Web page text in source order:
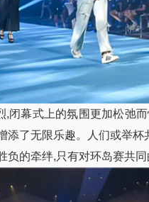
,闭幕式上的氛围更加松弛
添了无限乐趣。人们或举杯
负的牵绊,只有对环岛赛共